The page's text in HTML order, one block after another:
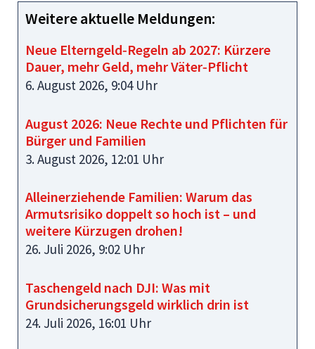
Weitere aktuelle Meldungen:
Neue Elterngeld‑Regeln ab 2027: Kürzere
Dauer, mehr Geld, mehr Väter‑Pflicht
6. August 2026, 9:04 Uhr
August 2026: Neue Rechte und Pflichten für
Bürger und Familien
3. August 2026, 12:01 Uhr
Alleinerziehende Familien: Warum das
Armutsrisiko doppelt so hoch ist – und
weitere Kürzugen drohen!
26. Juli 2026, 9:02 Uhr
Taschengeld nach DJI: Was mit
Grundsicherungsgeld wirklich drin ist
24. Juli 2026, 16:01 Uhr